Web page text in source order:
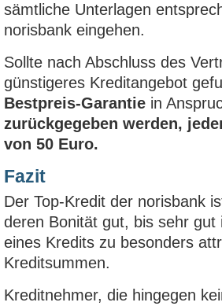
sämtliche Unterlagen
norisbank eingehen.
Sollte nach Abschluss des
günstigeres Kreditangebot
Bestpreis-Garantie in
zurückgegeben werden,
von 50 Euro.
Fazit
Der Top-Kredit der norisbank
deren Bonität gut, bis sehr
eines Kredits zu besonders
Kreditsummen.
Kreditnehmer, die hingegen